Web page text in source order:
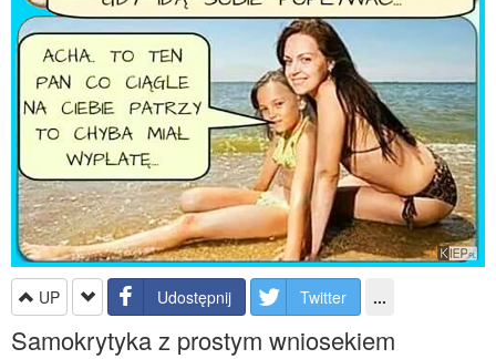
UP Udostępnij Twitter ...
Samokrytyka z prostym wniosekiem